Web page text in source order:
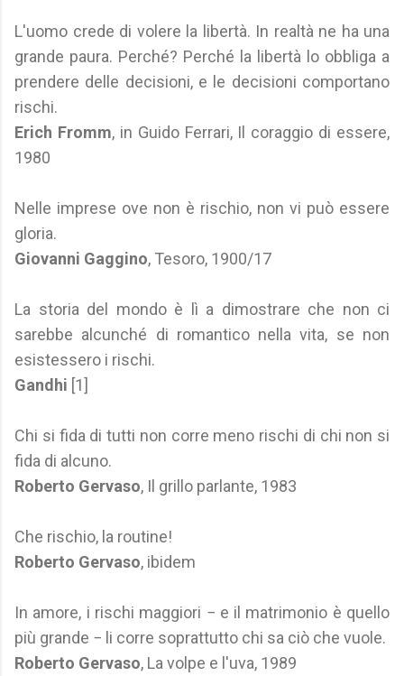
L'uomo crede di volere la libertà. In realtà ne ha una
grande paura. Perché? Perché la libertà lo obbliga a
prendere delle decisioni, e le decisioni comportano
rischi.
Erich Fromm, in Guido Ferrari, Il coraggio di essere,
1980
Nelle imprese ove non è rischio, non vi può essere
gloria.
Giovanni Gaggino, Tesoro, 1900/17
La storia del mondo è lì a dimostrare che non ci
sarebbe alcunché di romantico nella vita, se non
esistessero i rischi.
Gandhi [1]
Chi si fida di tutti non corre meno rischi di chi non si
fida di alcuno.
Roberto Gervaso, Il grillo parlante, 1983
Che rischio, la routine!
Roberto Gervaso, ibidem
In amore, i rischi maggiori − e il matrimonio è quello
più grande − li corre soprattutto chi sa ciò che vuole.
Roberto Gervaso, La volpe e l'uva, 1989